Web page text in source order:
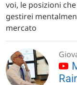
voi, le posizioni
gestirei
mercato